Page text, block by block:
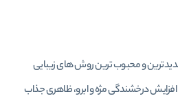
و محبوب‌ ترین روش‌ های زیبایی
درخشندگی مژه و ابرو، ظاهری جذاب‌